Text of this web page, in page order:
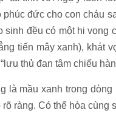
đức cho con cháu
sinh đều có một hi
tiến mây xanh),
thủ đan tâm chiếu hàn
là mầu xanh trong
ràng. Có thể hòa